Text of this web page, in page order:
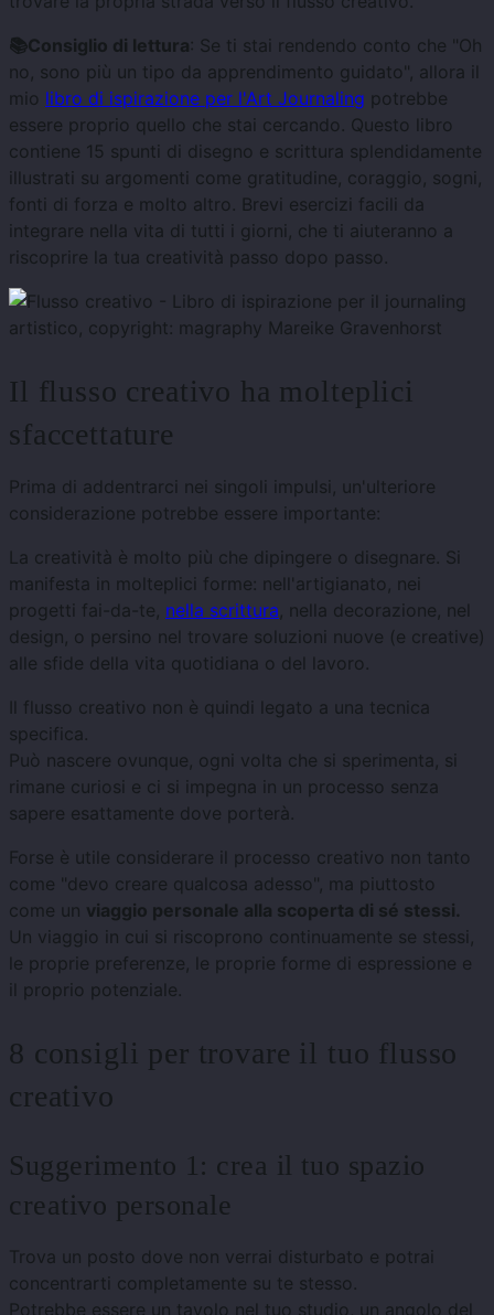
📚Consiglio di lettura: Se ti stai rendendo conto che "Oh
no, sono più un tipo da apprendimento guidato", allora il
mio libro di ispirazione per l'Art Journaling potrebbe
essere proprio quello che stai cercando. Questo libro
contiene 15 spunti di disegno e scrittura splendidamente
illustrati su argomenti come gratitudine, coraggio, sogni,
fonti di forza e molto altro. Brevi esercizi facili da
integrare nella vita di tutti i giorni, che ti aiuteranno a
riscoprire la tua creatività passo dopo passo.
Il flusso creativo ha molteplici
sfaccettature
Prima di addentrarci nei singoli impulsi, un'ulteriore
considerazione potrebbe essere importante:
La creatività è molto più che dipingere o disegnare. Si
manifesta in molteplici forme: nell'artigianato, nei
progetti fai-da-te, nella scrittura, nella decorazione, nel
design, o persino nel trovare soluzioni nuove (e creative)
alle sfide della vita quotidiana o del lavoro.
Il flusso creativo non è quindi legato a una tecnica
specifica.
Può nascere ovunque, ogni volta che si sperimenta, si
rimane curiosi e ci si impegna in un processo senza
sapere esattamente dove porterà.
Forse è utile considerare il processo creativo non tanto
come "devo creare qualcosa adesso", ma piuttosto
come un viaggio personale alla scoperta di sé stessi.
Un viaggio in cui si riscoprono continuamente se stessi,
le proprie preferenze, le proprie forme di espressione e
il proprio potenziale.
8 consigli per trovare il tuo flusso
creativo
Suggerimento 1: crea il tuo spazio
creativo personale
Trova un posto dove non verrai disturbato e potrai
concentrarti completamente su te stesso.
Potrebbe essere un tavolo nel tuo studio, un angolo del